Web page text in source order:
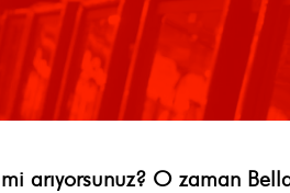
arıyorsunuz? O zaman